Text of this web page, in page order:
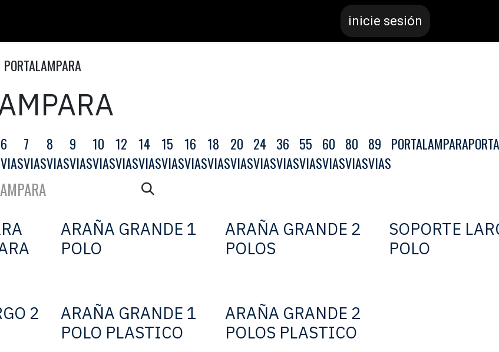
inicie sesión
PORTALAMPARA
6
VIAS
7
VIAS
8
VIAS
9
VIAS
10
VIAS
12
VIAS
14
VIAS
15
VIAS
16
VIAS
18
VIAS
20
VIAS
24
VIAS
36
VIAS
55
VIAS
60
VIAS
80
VIAS
89
VIAS
PORTALAMPARA
ARAÑA GRANDE 1
POLO
ARAÑA GRANDE 2
POLOS
SOPORTE
POLO
2
ARAÑA GRANDE 1
POLO PLASTICO
ARAÑA GRANDE 2
POLOS PLASTICO